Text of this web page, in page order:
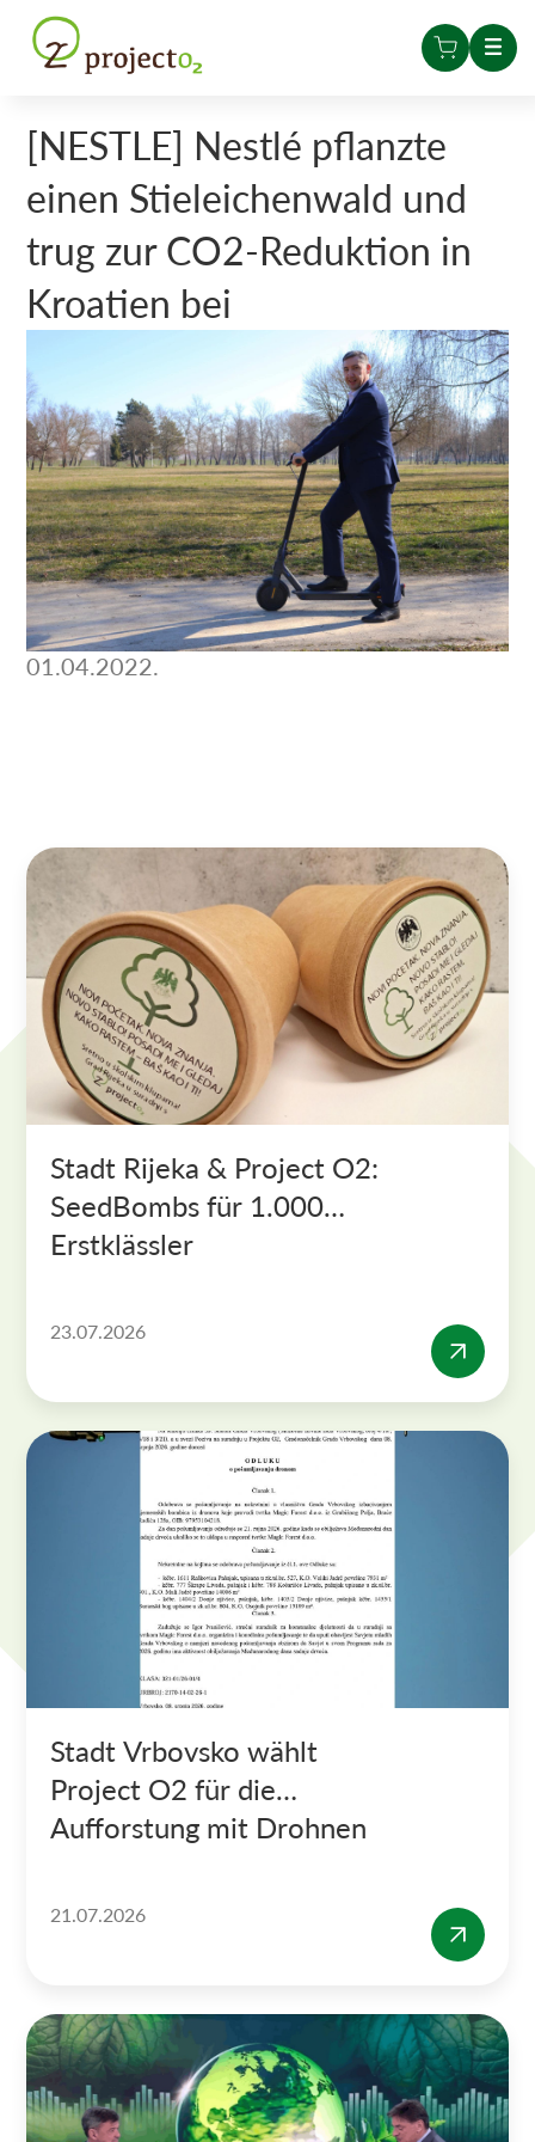
[NESTLE] Nestlé pflanzte
einen Stieleichenwald und
trug zur CO2-Reduktion in
Kroatien bei
01.04.2022.
Stadt Rijeka & Project O2:
SeedBombs für 1.000
Erstklässler
23.07.2026
Stadt Vrbovsko wählt
Project O2 für die
Aufforstung mit Drohnen
21.07.2026